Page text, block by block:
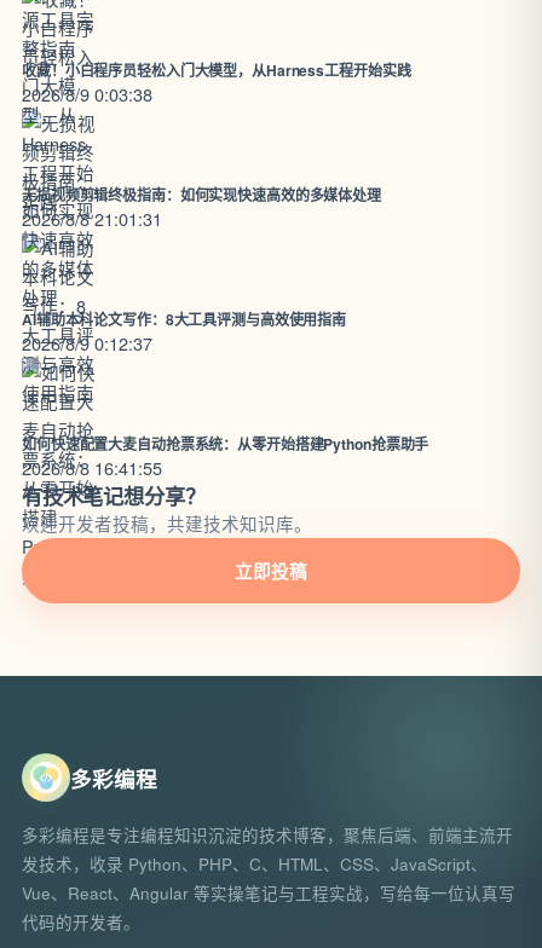
收藏！小白程序员轻松入门大模型，从Harness工程开始实践
2026/8/9 0:03:38
无损视频剪辑终极指南：如何实现快速高效的多媒体处理
2026/8/8 21:01:31
AI辅助本科论文写作：8大工具评测与高效使用指南
2026/8/9 0:12:37
如何快速配置大麦自动抢票系统：从零开始搭建Python抢票助手
2026/8/8 16:41:55
有技术笔记想分享？
欢迎开发者投稿，共建技术知识库。
立即投稿
多彩编程
多彩编程是专注编程知识沉淀的技术博客，聚焦后端、前端主流开
发技术，收录 Python、PHP、C、HTML、CSS、JavaScript、
Vue、React、Angular 等实操笔记与工程实战，写给每一位认真写
代码的开发者。